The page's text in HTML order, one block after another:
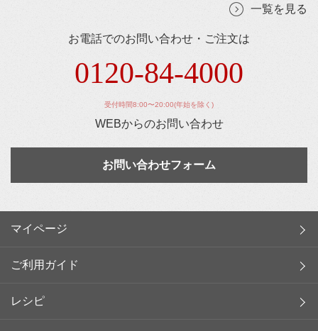
一覧を見る
お電話でのお問い合わせ・ご注文は
0120-84-4000
受付時間8:00〜20:00(年始を除く)
WEBからのお問い合わせ
お問い合わせフォーム
マイページ
ご利用ガイド
レシピ